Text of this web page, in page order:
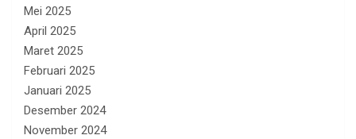
Mei 2025
April 2025
Maret 2025
Februari 2025
Januari 2025
Desember 2024
November 2024